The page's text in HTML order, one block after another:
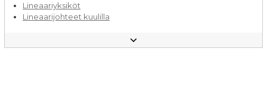
Lineaariyksiköt
Lineaarijohteet kuulilla
Asennus